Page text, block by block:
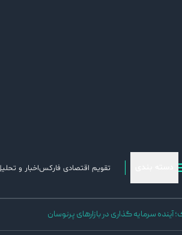
تقویم اقتصادی فارکساخبار و
آینده سرمایه‌ گذاری در بازارهای پرنوسان